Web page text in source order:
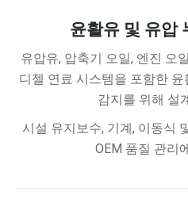
윤활유 및 유압
유압유, 압축기 오일, 엔진 오
디젤 연료 시스템을 포함한
감지를 위해 설
시설 유지보수, 기계, 이동식
OEM 품질 관리